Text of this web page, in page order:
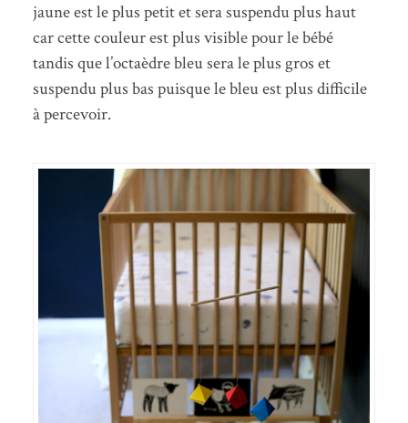
jaune est le plus petit et sera suspendu plus haut
car cette couleur est plus visible pour le bébé
tandis que l’octaèdre bleu sera le plus gros et
suspendu plus bas puisque le bleu est plus difficile
à percevoir.